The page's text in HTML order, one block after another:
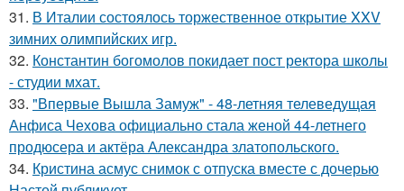
31. В Италии состоялось торжественное открытие XXV
зимних олимпийских игр.
32. Константин богомолов покидает пост ректора школы
- студии мхат.
33. "Впервые Вышла Замуж" - 48-летняя телеведущая
Анфиса Чехова официально стала женой 44-летнего
продюсера и актёра Александра златопольского.
34. Кристина асмус снимок с отпуска вместе с дочерью